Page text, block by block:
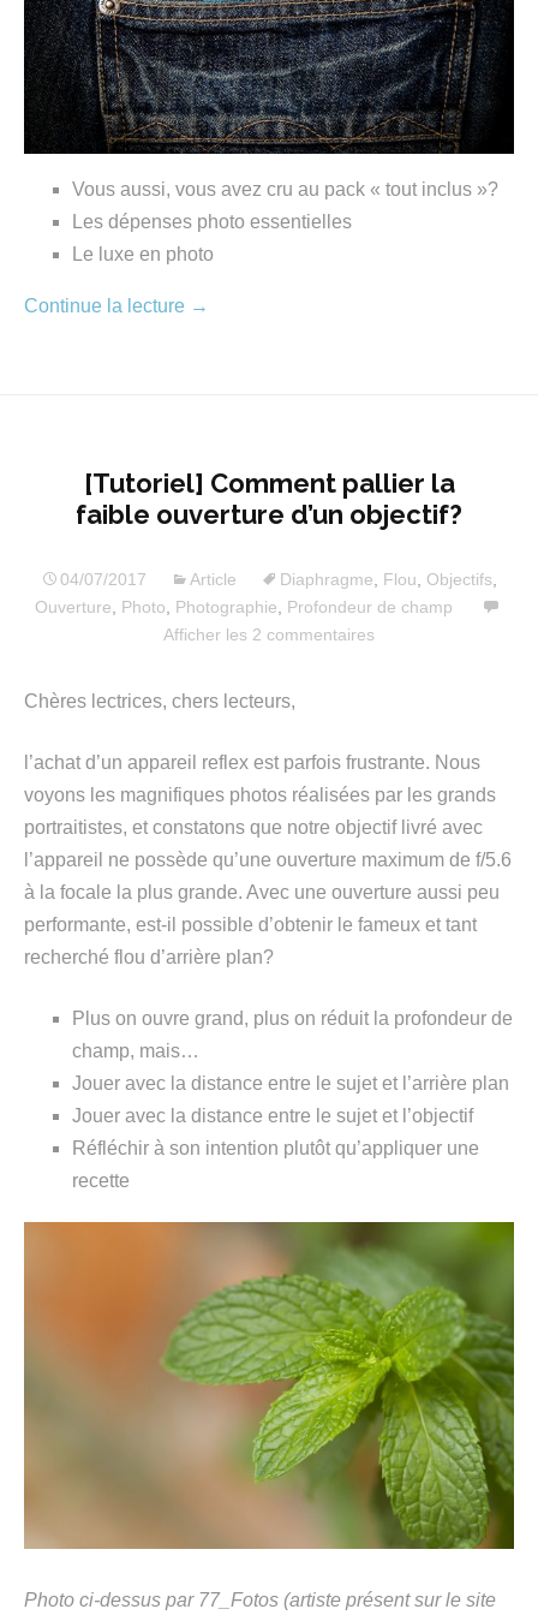
Vous aussi, vous avez cru au pack « tout inclus »?
Les dépenses photo essentielles
Le luxe en photo
Continue la lecture →
[Tutoriel] Comment pallier la
faible ouverture d’un objectif?
04/07/2017 Article Diaphragme Flou Objectifs
Ouverture
Photo Photographie
Profondeur de champ
Afficher les 2 commentaires
Chères lectrices, chers lecteurs,
l’achat d’un appareil reflex est parfois frustrante. Nous
voyons les magnifiques photos réalisées par les grands
portraitistes, et constatons que notre objectif livré avec
l’appareil ne possède qu’une ouverture maximum de f/5.6
à la focale la plus grande. Avec une ouverture aussi peu
performante, est-il possible d’obtenir le fameux et tant
recherché flou d’arrière plan?
Plus on ouvre grand, plus on réduit la profondeur de
champ, mais…
Jouer avec la distance entre le sujet et l’arrière plan
Jouer avec la distance entre le sujet et l’objectif
Réfléchir à son intention plutôt qu’appliquer une
recette
Photo ci-dessus par 77_Fotos (artiste présent sur le site